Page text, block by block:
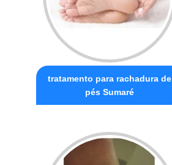
tratamento para rachadura de
pés Sumaré